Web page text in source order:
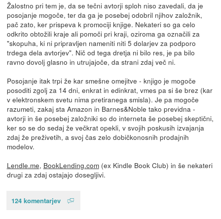
Žalostno pri tem je, da se tečni avtorji sploh niso zavedali, da je
posojanje mogoče, ter da ga je posebej odobril njihov založnik,
pač zato, ker prispeva k promociji knjige. Nekateri so ga celo
odkrito obtožili kraje ali pomoči pri kraji, oziroma ga označili za
"skopuha, ki ni pripravljen nameniti niti 5 dolarjev za podporo
trdega dela avtorjev". Nič od tega dretja ni bilo res, je pa bilo
ravno dovolj glasno in utrujajoče, da strani zdaj več ni.
Posojanje itak trpi že kar smešne omejitve - knjigo je mogoče
posoditi zgolj za 14 dni, enkrat in edinkrat, vmes pa si še brez (kar
v elektronskem svetu nima pretiranega smisla). Je pa mogoče
razumeti, zakaj sta Amazon in Barnes&Noble tako previdna -
avtorji in še posebej založniki so do interneta še posebej skeptični,
ker so se do sedaj že večkrat opekli, v svojih poskusih izvajanja
zdaj že preživetih, a svoj čas zelo dobičkonosnih prodajnih
modelov.
Lendle.me, BookLending.com(ex Kindle Book Club) in še nekateri
drugi za zdaj ostajajo dosegljivi.
124 komentarjev